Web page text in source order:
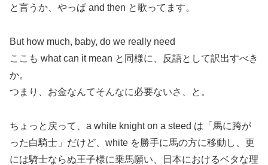
と言うか、やっぱ and then と歌ってます。
But how much, baby, do we really need
ここも what can it mean と同様に、反語として訳出すべき
か。
つまり、お金なんてそんなに必要ないさ、と。
ちょっと戻って、a white knight on a steed は「馬に跨が
った白騎士」だけど、white を勝手に馬の方に移動し、更
には騎士ならぬ王子様に乗馬願い、日本におけるベタな理